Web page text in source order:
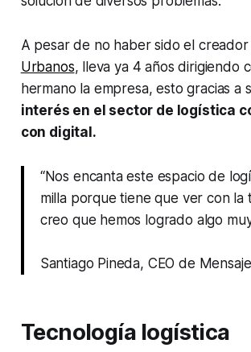
A pesar de no haber sido el creador
Urbanos, lleva ya 4 años dirigiendo
hermano la empresa, esto gracias a
interés en el sector de logística
con digital.
“Nos encanta este espacio de
milla porque tiene que ver con la
creo que hemos logrado algo
Santiago Pineda, CEO de
Tecnología logística